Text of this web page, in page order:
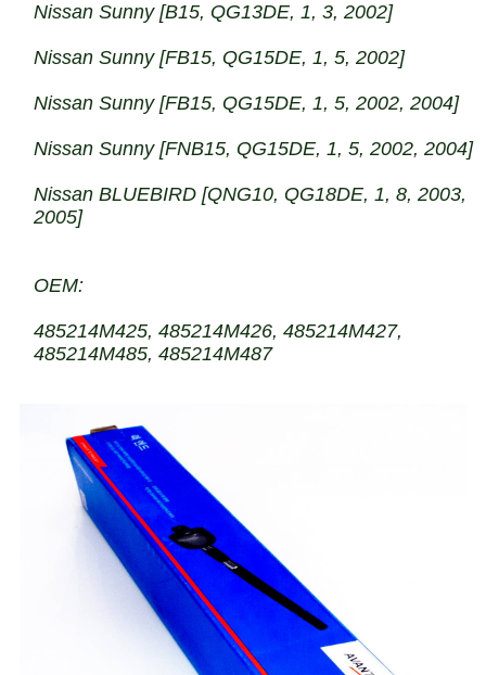
Nissan Sunny [B15, QG13DE, 1, 3, 2002]
Nissan Sunny [FB15, QG15DE, 1, 5, 2002]
Nissan Sunny [FB15, QG15DE, 1, 5, 2002, 2004]
Nissan Sunny [FNB15, QG15DE, 1, 5, 2002, 2004]
Nissan BLUEBIRD [QNG10, QG18DE, 1, 8, 2003,
2005]
OEM:
485214M425, 485214M426, 485214M427,
485214M485, 485214M487